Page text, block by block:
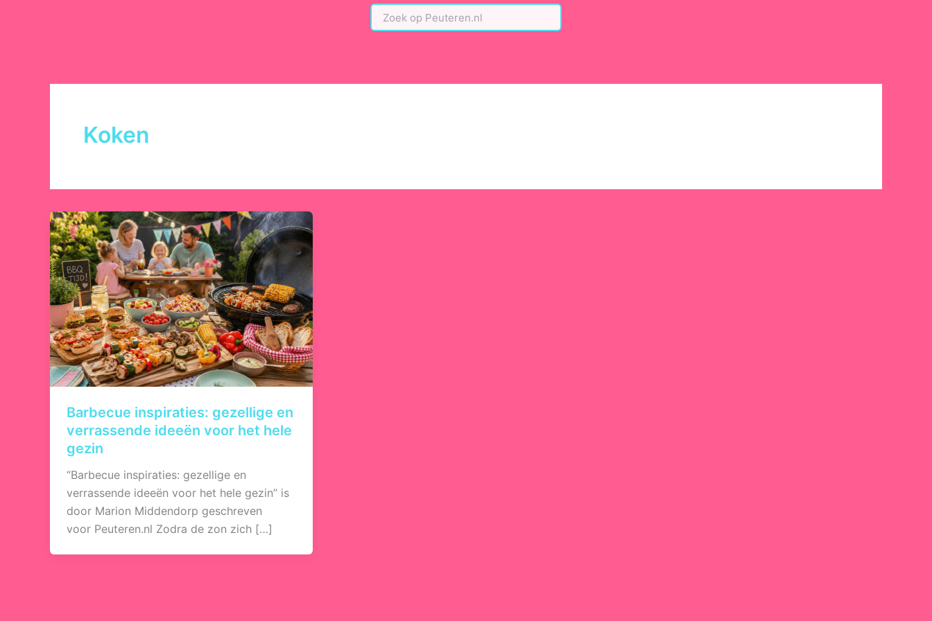
Koken
Barbecue inspiraties: gezellige en
verrassende ideeën voor het hele
gezin
“Barbecue inspiraties: gezellige en
verrassende ideeën voor het hele gezin” is
door Marion Middendorp geschreven
voor Peuteren.nl Zodra de zon zich […]